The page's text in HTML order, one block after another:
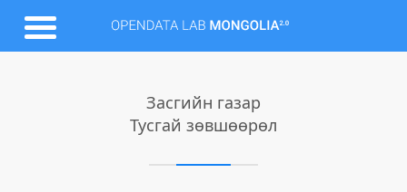
Засгийн газар
Тусгай зөвшөөрөл